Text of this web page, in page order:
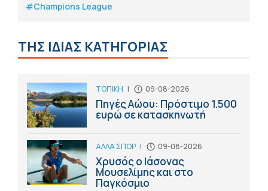
#Champions League
ΤΗΣ ΙΔΙΑΣ ΚΑΤΗΓΟΡΙΑΣ
ΤΟΠΙΚΗ | 09-08-2026
Πηγές Αώου: Πρόστιμο 1.500
ευρώ σε κατασκηνωτή
ΑΛΛΑ ΣΠΟΡ | 09-08-2026
Χρυσός ο Ιάσονας
Μουσελίμης και στο
Παγκόσμιο